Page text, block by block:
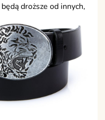
droższe od innych,